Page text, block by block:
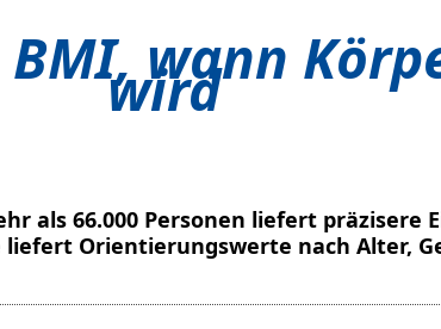
BMI, wann
wird
als 66.000 Personen liefert präzisere
Orientierungswerte nach Alter,